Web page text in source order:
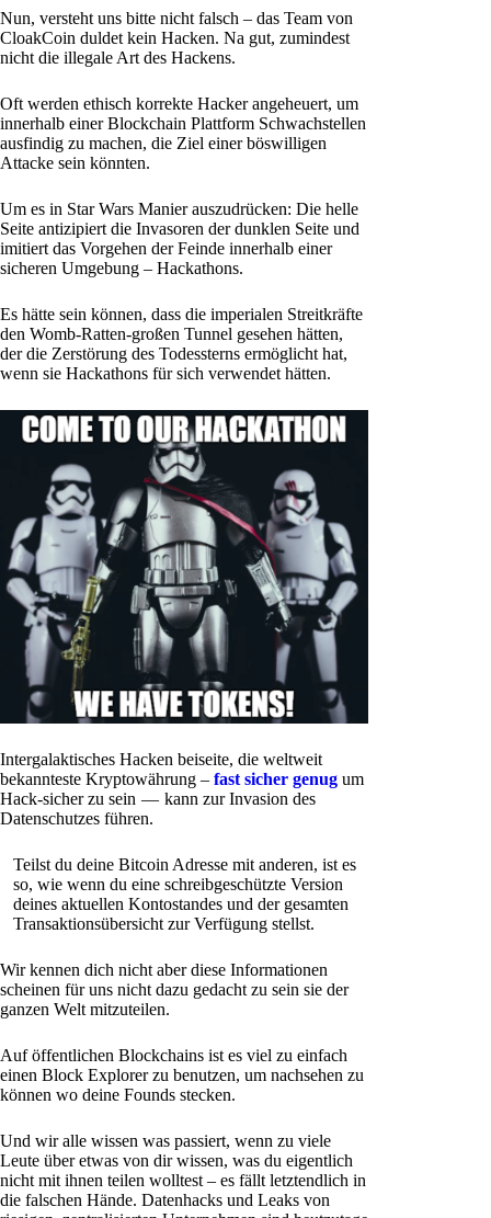
Nun, versteht uns bitte nicht falsch – das Team von
CloakCoin duldet kein Hacken. Na gut, zumindest
nicht die illegale Art des Hackens.
Oft werden ethisch korrekte Hacker angeheuert, um
innerhalb einer Blockchain Plattform Schwachstellen
ausfindig zu machen, die Ziel einer böswilligen
Attacke sein könnten.
Um es in Star Wars Manier auszudrücken: Die helle
Seite antizipiert die Invasoren der dunklen Seite und
imitiert das Vorgehen der Feinde innerhalb einer
sicheren Umgebung – Hackathons.
Es hätte sein können, dass die imperialen Streitkräfte
den Womb-Ratten-großen Tunnel gesehen hätten,
der die Zerstörung des Todessterns ermöglicht hat,
wenn sie Hackathons für sich verwendet hätten.
Intergalaktisches Hacken beiseite, die weltweit
bekannteste Kryptowährung – fast sicher genug um
Hack-sicher zu sein — kann zur Invasion des
Datenschutzes führen.
Teilst du deine Bitcoin Adresse mit anderen, ist es
so, wie wenn du eine schreibgeschützte Version
deines aktuellen Kontostandes und der gesamten
Transaktionsübersicht zur Verfügung stellst.
Wir kennen dich nicht aber diese Informationen
scheinen für uns nicht dazu gedacht zu sein sie der
ganzen Welt mitzuteilen.
Auf öffentlichen Blockchains ist es viel zu einfach
einen Block Explorer zu benutzen, um nachsehen zu
können wo deine Founds stecken.
Und wir alle wissen was passiert, wenn zu viele
Leute über etwas von dir wissen, was du eigentlich
nicht mit ihnen teilen wolltest – es fällt letztendlich in
die falschen Hände. Datenhacks und Leaks von